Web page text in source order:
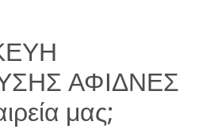
ΑΦΙΔΝΕΣ
μας;